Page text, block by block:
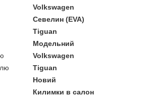
Volkswagen
Севелин (EVA)
Tiguan
Модельний
Volkswagen
Tiguan
Новий
Килимки в салон